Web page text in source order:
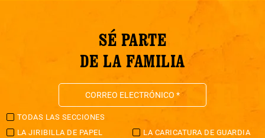
SÉ PARTE
DE LA FAMILIA
TODAS LAS SECCIONES
LA JIRIBILLA DE PAPEL
LA CARICATURA DE GUARDIA